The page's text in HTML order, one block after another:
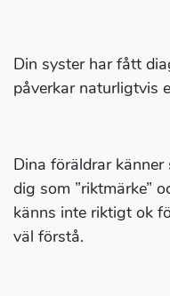
Din syster har fått
påverkar naturligtvis
Dina föräldrar
dig som ”riktmärke”
känns inte riktigt ok
väl förstå.